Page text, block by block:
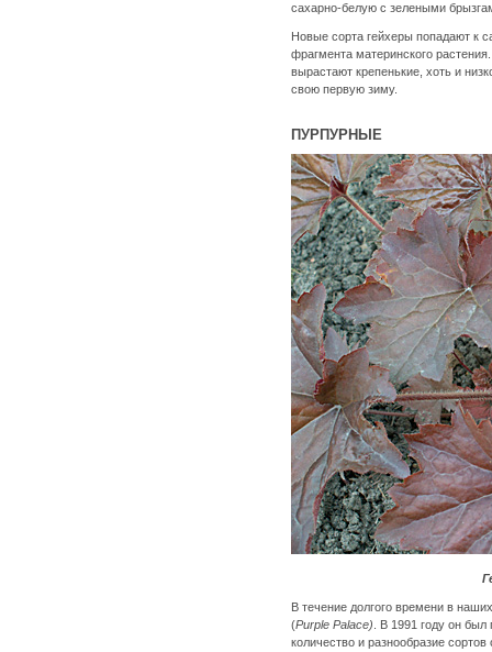
сахарно-белую с зелеными
Новые сорта гейхеры попадают к
фрагмента материнского
вырастают крепенькие, хоть и
свою первую зиму.
ПУРПУРНЫЕ
В течение долгого времени в
(Purple Palace) . В 1991 году он
количество и разнообразие